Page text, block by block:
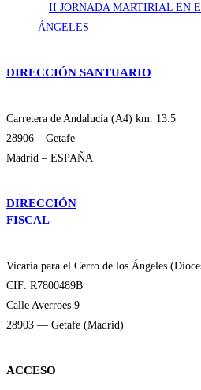
II JORNADA MARTIRIAL EN
ÁNGELES
DIRECCIÓN SANTUARIO
Carretera de Andalucía (A4) km. 13.5
28906 – Getafe
Madrid – ESPAÑA
DIRECCIÓN
FISCAL
Vicaría para el Cerro de los Ángeles
CIF: R7800489B
Calle Averroes 9
28903 — Getafe (Madrid)
ACCESO